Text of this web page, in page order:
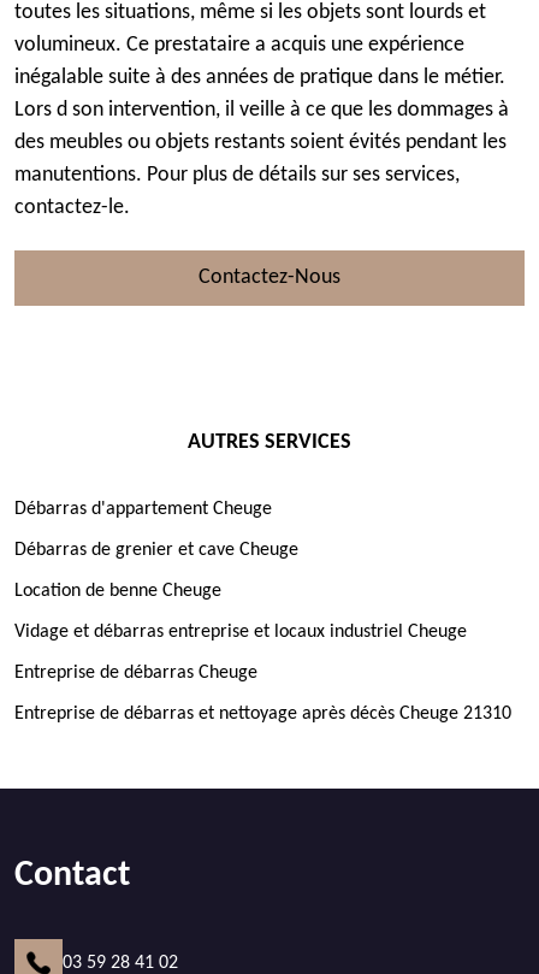
toutes les situations, même si les objets sont lourds et
volumineux. Ce prestataire a acquis une expérience
inégalable suite à des années de pratique dans le métier.
Lors d son intervention, il veille à ce que les dommages à
des meubles ou objets restants soient évités pendant les
manutentions. Pour plus de détails sur ses services,
contactez-le.
Contactez-Nous
AUTRES SERVICES
Débarras d'appartement Cheuge
Débarras de grenier et cave Cheuge
Location de benne Cheuge
Vidage et débarras entreprise et locaux industriel Cheuge
Entreprise de débarras Cheuge
Entreprise de débarras et nettoyage après décès Cheuge 21310
Contact
03 59 28 41 02